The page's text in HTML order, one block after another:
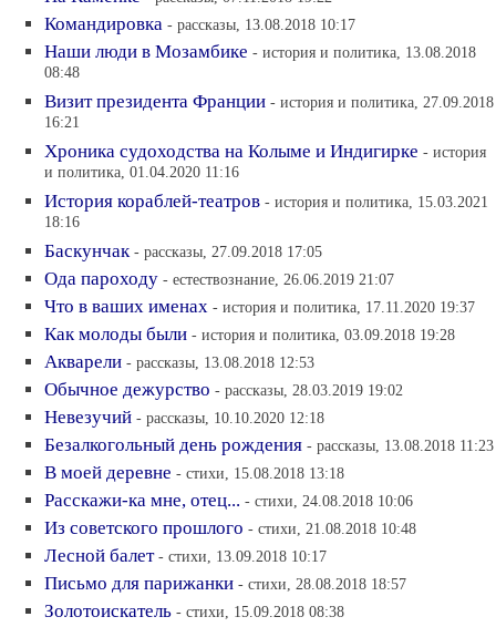
Командировка - рассказы, 13.08.2018 10:17
Наши люди в Мозамбике - история и политика, 13.08.2018
08:48
Визит президента Франции - история и политика, 27.09.2018
16:21
Хроника судоходства на Колыме и Индигирке - история
и политика, 01.04.2020 11:16
История кораблей-театров - история и политика, 15.03.2021
18:16
Баскунчак - рассказы, 27.09.2018 17:05
Ода пароходу - естествознание, 26.06.2019 21:07
Что в ваших именах - история и политика, 17.11.2020 19:37
Как молоды были - история и политика, 03.09.2018 19:28
Акварели - рассказы, 13.08.2018 12:53
Обычное дежурство - рассказы, 28.03.2019 19:02
Невезучий - рассказы, 10.10.2020 12:18
Безалкогольный день рождения - рассказы, 13.08.2018 11:23
В моей деревне - стихи, 15.08.2018 13:18
Расскажи-ка мне, отец... - стихи, 24.08.2018 10:06
Из советского прошлого - стихи, 21.08.2018 10:48
Лесной балет - стихи, 13.09.2018 10:17
Письмо для парижанки - стихи, 28.08.2018 18:57
Золотоискатель - стихи, 15.09.2018 08:38